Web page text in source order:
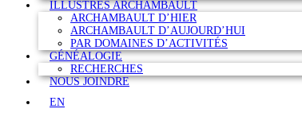
ILLUSTRES ARCHAMBAULT
ARCHAMBAULT D’HIER
ARCHAMBAULT D’AUJOURD’HUI
PAR DOMAINES D’ACTIVITÉS
GÉNÉALOGIE
RECHERCHES
NOUS JOINDRE
EN